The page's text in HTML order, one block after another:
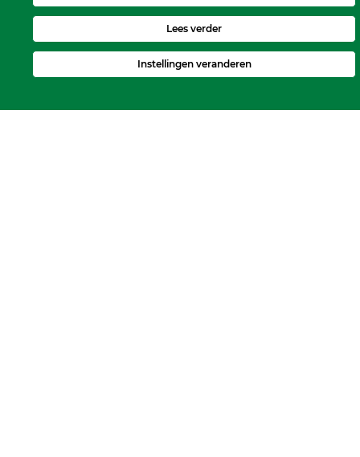
Lees verder
Instellingen veranderen